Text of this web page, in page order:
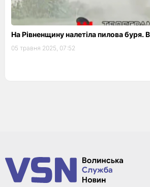
На Рівненщину налетіла пилова буря.
05 травня 2025, 07:52